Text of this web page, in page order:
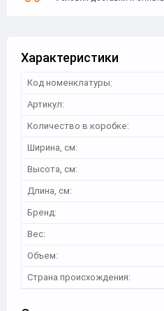
Характеристики
Код номенклатуры:
Артикул:
Количество в коробке:
Ширина, см:
Высота, см:
Длина, см:
Бренд:
Вес:
Объем:
Страна происхождения: